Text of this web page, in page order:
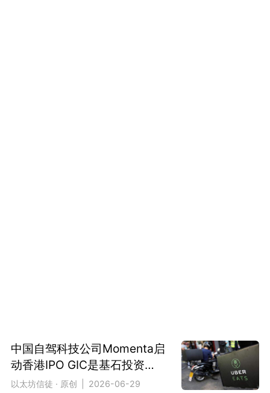
中国自驾科技公司Momenta启
动香港IPO GIC是基石投资者
之一
以太坊信徒 · 原创 | 2026-06-29